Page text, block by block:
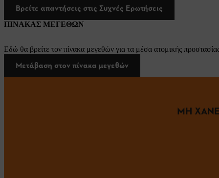
Βρείτε απαντήσεις στις Συχνές Ερωτήσεις
ΠΙΝΑΚΑΣ ΜΕΓΕΘΩΝ
Εδώ θα βρείτε τον πίνακα μεγεθών για τα μέσα ατομικής
Μετάβαση στον πίνακα μεγεθών
ΜΗ